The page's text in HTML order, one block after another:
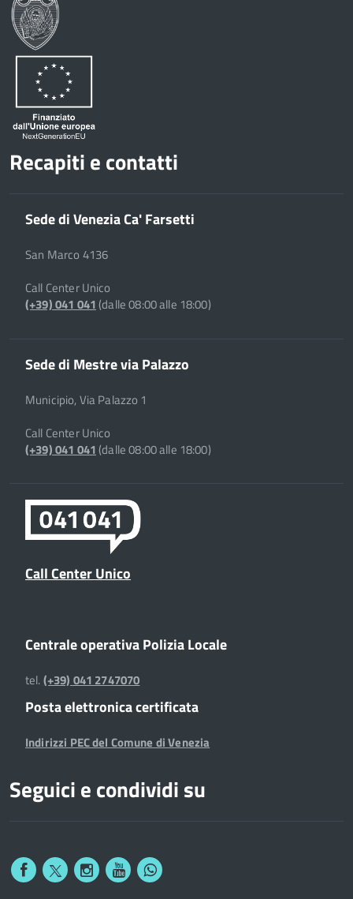
Recapiti e contatti
Sede di Venezia Ca' Farsetti
San Marco 4136
Call Center Unico
(+39) 041 041(dalle 08:00 alle 18:00)
Sede di Mestre via Palazzo
Municipio, Via Palazzo 1
Call Center Unico
(+39) 041 041(dalle 08:00 alle 18:00)
Call Center Unico
Centrale operativa Polizia Locale
tel.(+39) 041 2747070
Posta elettronica certificata
Indirizzi PEC del Comune di Venezia
Seguici e condividi su